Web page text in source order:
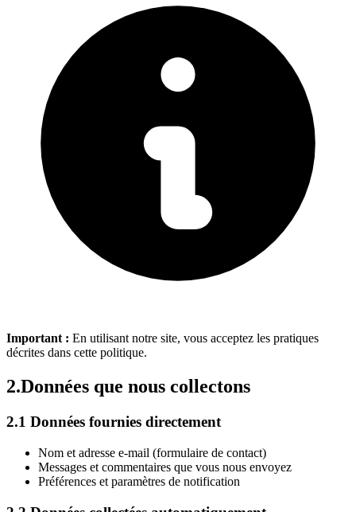
Important : En utilisant notre site, vous acceptez les pratiques
décrites dans cette politique.
2.Données que nous collectons
2.1 Données fournies directement
Nom et adresse e-mail (formulaire de contact)
Messages et commentaires que vous nous envoyez
Préférences et paramètres de notification